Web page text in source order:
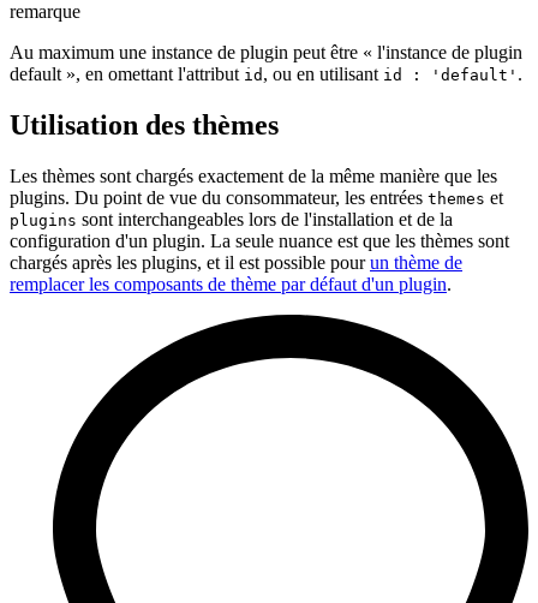
remarque
Au maximum une instance de plugin peut être « l'instance de plugin
default », en omettant l'attribut id , ou en utilisant id : 'default' .
Utilisation des thèmes
Les thèmes sont chargés exactement de la même manière que les
plugins. Du point de vue du consommateur, les entrées themes et
plugins sont interchangeables lors de l'installation et de la
configuration d'un plugin. La seule nuance est que les thèmes sont
chargés après les plugins, et il est possible pourun thème de
remplacer les composants de thème par défaut d'un plugin.